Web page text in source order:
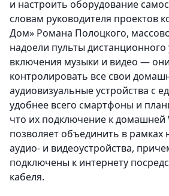
и настроить оборудование
словам руководителя проектов
Дом» Романа Полоцкого,
надоели пульты дистанционного
включения музыки и видео —
контролировать все свои
аудиовизуальные устройства с
удобнее всего смартфоны и
что их подключение к домашней
позволяет объединить в
аудио- и видеоустройства,
подключены к интернету
кабеля.